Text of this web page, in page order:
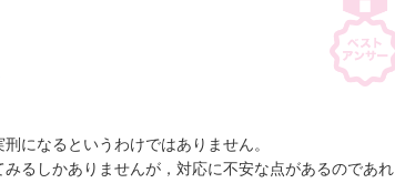
になるというわけではありません。
るしかありませんが，対応に不安な点があるのであれ